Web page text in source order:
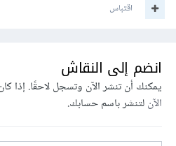
اقتباس
انضم إلى النقاش
يمكنك أن تنشر الآن وتسجل لاحقًا. إذا
الآنلتنشر باسم حسابك.